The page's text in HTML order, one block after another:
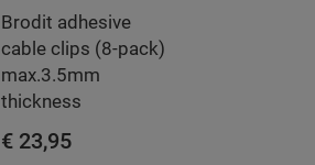
Brodit adhesive
cable clips (8-pack)
max.3.5mm
thickness
€ 23,95